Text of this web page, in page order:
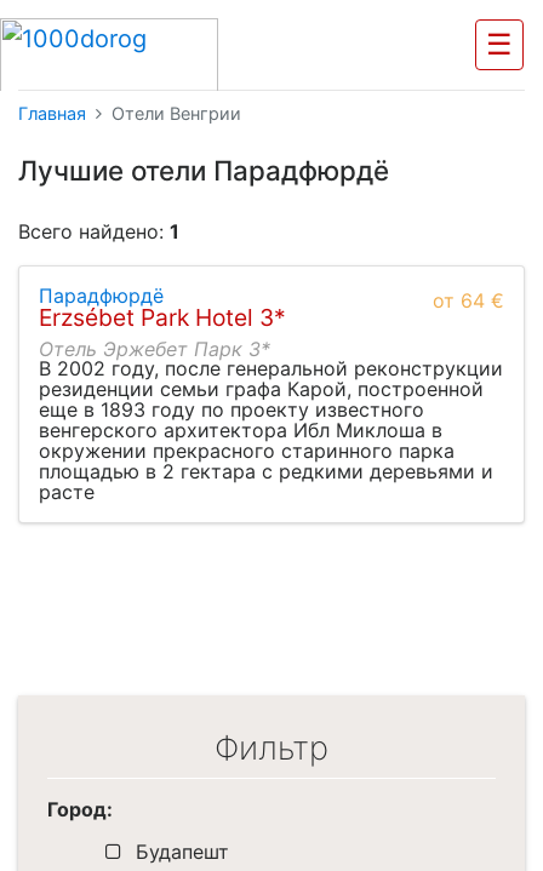
☰
Главная Отели Венгрии
Лучшие отели Парадфюрдё
Всего найдено: 1
от 64 €
Парадфюрдё
Erzsébet Park Hotel 3*
Отель Эржебет Парк 3*
В 2002 году, после генеральной реконструкции
резиденции семьи графа Карой, построенной
еще в 1893 году по проекту известного
венгерского архитектора Ибл Миклоша в
окружении прекрасного старинного парка
площадью в 2 гектара с редкими деревьями и
расте
Фильтр
Город:
Будапешт